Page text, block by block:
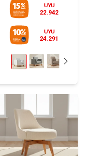
UYU
22.942
UYU
24.291